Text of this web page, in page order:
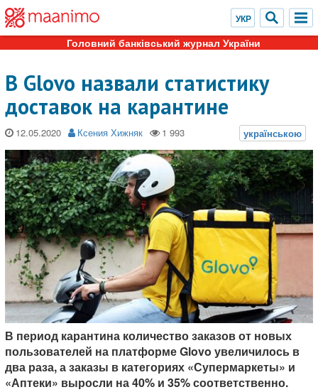
Головний банківський журнал України
В Glovo назвали статистику
доставок на карантине
12.05.2020 Ксения Хижняк
В период карантина количество заказов от новых
пользователей на платформе Glovo увеличилось в
два раза, а заказы в категориях «Супермаркеты» и
«Аптеки» выросли на 40% и 35% соответственно.